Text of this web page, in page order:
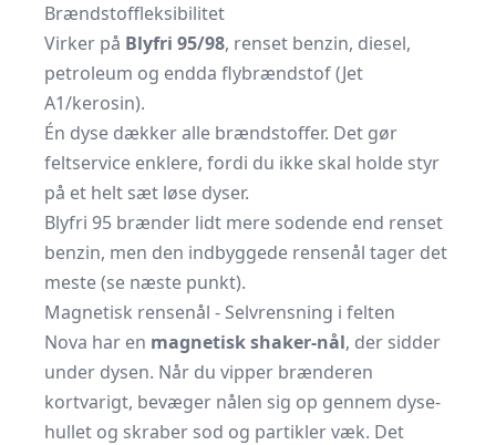
Brændstoffleksibilitet
Virker på Blyfri 95/98, renset benzin, diesel,
petroleum og endda flybrændstof (Jet
A1/kerosin).
Én dyse dækker alle brændstoffer. Det gør
feltservice enklere, fordi du ikke skal holde styr
på et helt sæt løse dyser.
Blyfri 95 brænder lidt mere sodende end renset
benzin, men den indbyggede rensenål tager det
meste (se næste punkt).
Magnetisk rensenål - Selv­rensning i felten
Nova har en magnetisk shaker-nål, der sidder
under dysen. Når du vipper brænderen
kortvarigt, bevæger nålen sig op gennem dyse­
hullet og skraber sod og partikler væk. Det